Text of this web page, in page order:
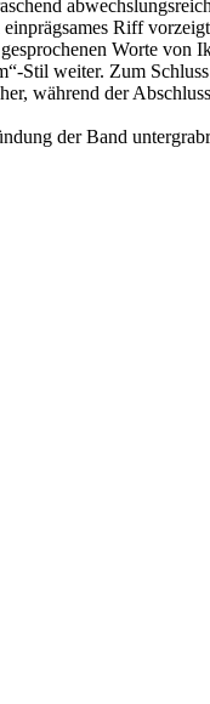
Riff
Worte
Stil weiter. Zum
während der
der Band